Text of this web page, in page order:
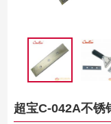
超宝C-042A不锈